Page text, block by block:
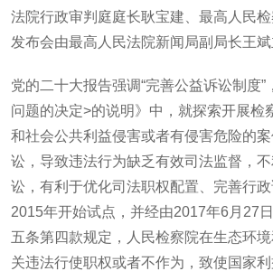
法院行政审判庭庭长耿宝建、最高人民
发布会由最高人民法院新闻局副局长王斌
党的二十大报告强调“完善公益诉讼制度
问题的决定>的说明》中，就探索开展
和社会公共利益侵害或者有侵害危险的
讼，导致违法行为缺乏有效司法监督，
讼，有利于优化司法职权配置、完善行
2015年开始试点，并经由2017年6月27
五条第四款规定，人民检察院在生态环
关违法行使职权或者不作为，致使国家